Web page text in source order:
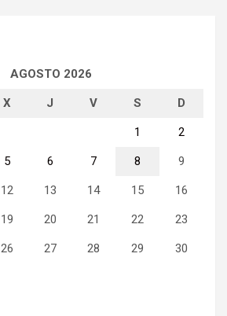
AGOSTO 2026
X J V S D
1 2
5 6 7 8 9
12 13 14 15 16
19 20 21 22 23
26 27 28 29 30